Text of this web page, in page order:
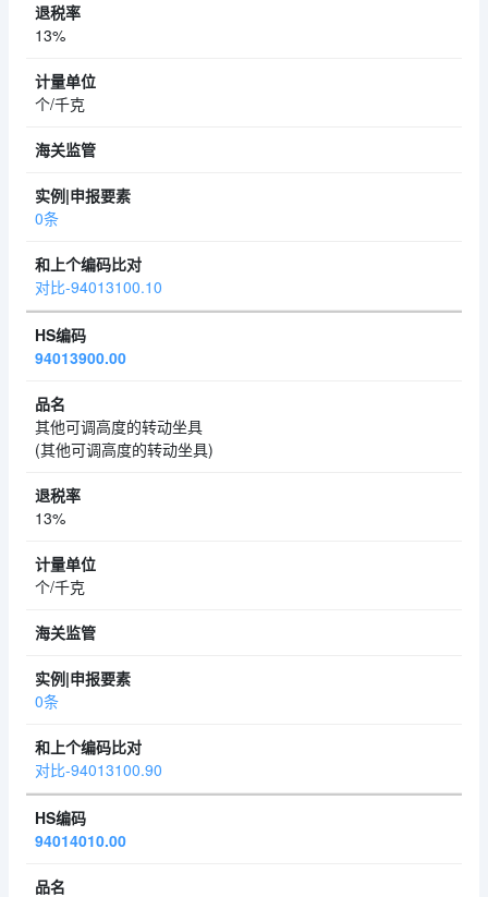
13%
个/千克
0条
对比-94013100.10
94013900.00
其他可调高度的转动坐具
(其他可调高度的转动坐具)
13%
个/千克
0条
对比-94013100.90
94014010.00